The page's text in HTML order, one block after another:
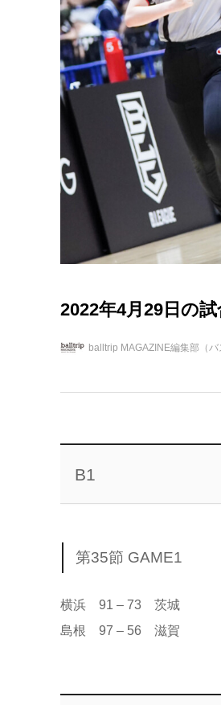
2022年4月29日の
balltrip MAGAZINE編集部（バ
B1
第35節 GAME1
横浜 91 – 73 茨城
島根 97 – 56 滋賀